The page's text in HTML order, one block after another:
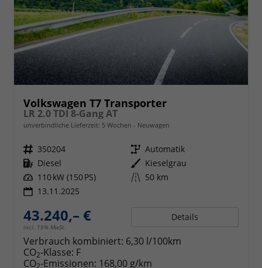
Volkswagen T7 Transporter
LR 2.0 TDI 8-Gang AT
unverbindliche Lieferzeit: 5 Wochen Neuwagen
Fahrzeugnr. 350204 Getriebe Automatik
Kraftstoff Diesel Außenfarbe Kieselgrau
Leistung 110 kW (150 PS) Kilometerstand 50 km
13.11.2025
43.240,– €
incl. 19% MwSt.
Details
Verbrauch kombiniert: 6,30 l/100km
CO2-Klasse: F
CO2-Emissionen: 168,00 g/km